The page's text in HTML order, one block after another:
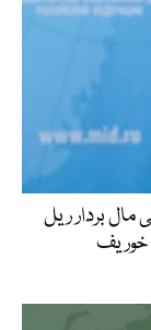
بردار ریل
خوریف